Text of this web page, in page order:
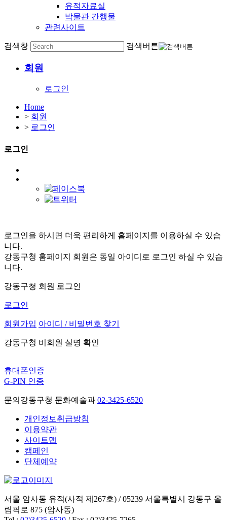
유적자료실
박물관 간행물
관련사이트
검색창 검색버튼
회원
로그인
Home
> 회원
> 로그인
로그인
로그인을 하시면 더욱 편리하게 홈페이지를 이용하실 수 있습
니다.
강동구청 홈페이지 회원은 동일 아이디로 로그인 하실 수 있습
니다.
강동구청 회원 로그인
로그인
회원가입 아이디 / 비밀번호 찾기
강동구청 비회원 실명 확인
휴대폰인증
G-PIN 인증
문의 강동구청 문화예술과 02-3425-6520
개인정보취급방침
이용약관
사이트맵
캠페인
단체예약
서울 암사동 유적(사적 제267호) / 05239 서울특별시 강동구 올
림픽로 875 (암사동)